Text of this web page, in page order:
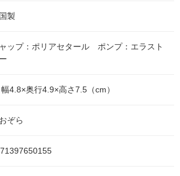
製
ップ：ポリアセタール ポンプ：エラスト
4.8×奥行4.9×高さ7.5（cm）
ぞら